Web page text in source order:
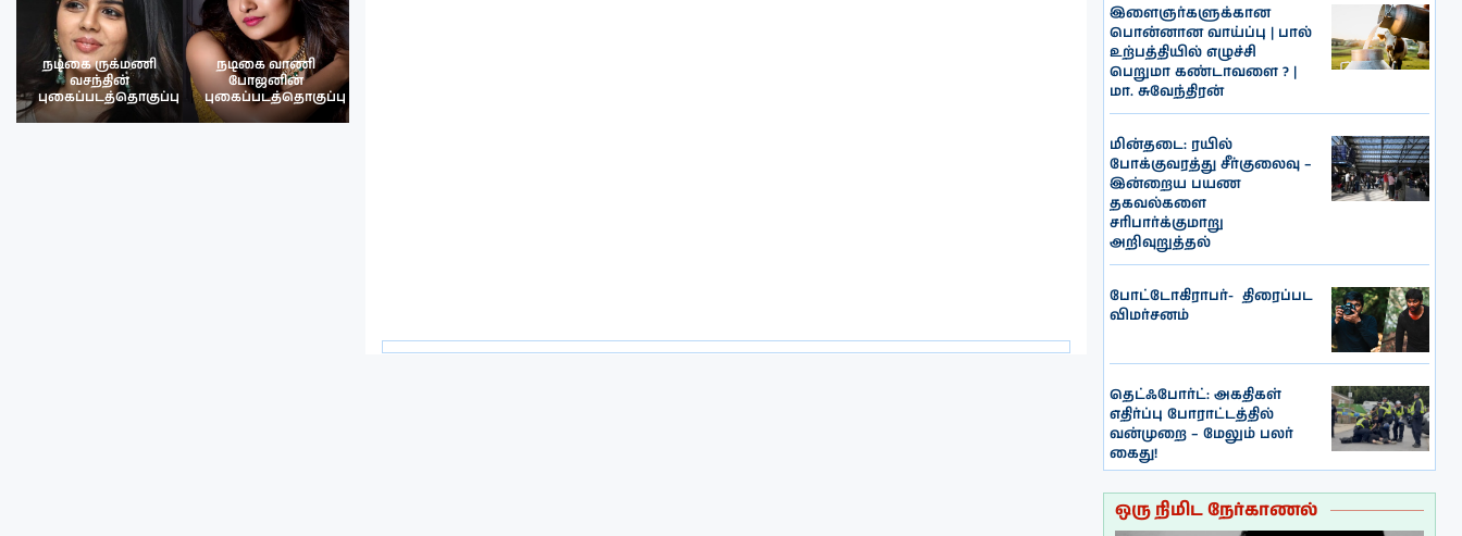
நடிகை ருக்மணி
வசந்தின்
புகைப்படத்தொகுப்பு
நடிகை வாணி
போஜனின்
புகைப்படத்தொகுப்பு
இளைஞர்களுக்கான
பொன்னான வாய்ப்பு | பால்
உற்பத்தியில் எழுச்சி
பெறுமா கண்டாவளை ? |
மா. சுவேந்திரன்
மின்தடை: ரயில்
போக்குவரத்து சீர்குலைவு –
இன்றைய பயண
தகவல்களை
சரிபார்க்குமாறு
அறிவுறுத்தல்
போட்டோகிராபர்- ‌ திரைப்பட
விமர்சனம்
தெட்ஃபோர்ட்: அகதிகள்
எதிர்ப்பு போராட்டத்தில்
வன்முறை – மேலும் பலர்
கைது!
ஒரு நிமிட நேர்காணல்